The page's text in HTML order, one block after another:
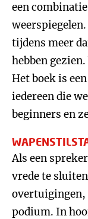
een
tijdens meer
hebben
Het boek is
iedereen die
beginners en
Als een
vrede te
overtuigingen,
podium. In